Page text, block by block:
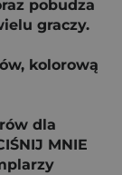
pobudza
graczy.
kolorową
dla
MNIE